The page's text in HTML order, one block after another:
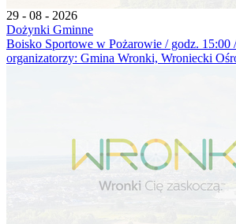
29 - 08 - 2026
Dożynki Gminne
Boisko Sportowe w Pożarowie / godz. 15:00
organizatorzy: Gmina Wronki, Wroniecki